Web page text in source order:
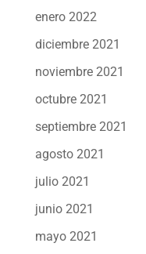
enero 2022
diciembre 2021
noviembre 2021
octubre 2021
septiembre 2021
agosto 2021
julio 2021
junio 2021
mayo 2021